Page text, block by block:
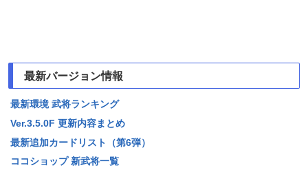
最新バージョン情報
最新環境 武将ランキング
Ver.3.5.0F 更新内容まとめ
最新追加カードリスト（第6弾）
ココショップ 新武将一覧